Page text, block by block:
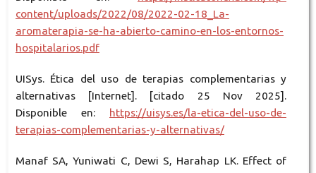
content/uploads/2022/08/2022-02-18_La-
aromaterapia-se-ha-abierto-camino-en-los-entornos-
hospitalarios.pdf
UISys. Ética del uso de terapias complementarias y
alternativas [Internet]. [citado 25 Nov 2025].
Disponible en: https://uisys.es/la-etica-del-uso-de-
terapias-complementarias-y-alternativas/
Manaf SA, Yuniwati C, Dewi S, Harahap LK. Effect of